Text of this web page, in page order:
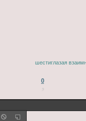
шестиглазая
0